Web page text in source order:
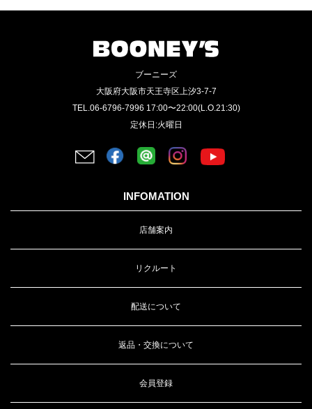
ブーニーズ
大阪府大阪市天王寺区上汐3-7-7
TEL.06-6796-7996 17:00〜22:00(L.O.21:30)
定休日:火曜日
INFOMATION
店舗案内
リクルート
配送について
返品・交換について
会員登録